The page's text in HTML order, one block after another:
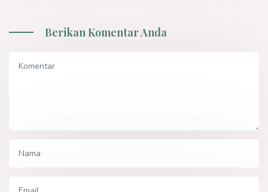
Berikan Komentar Anda